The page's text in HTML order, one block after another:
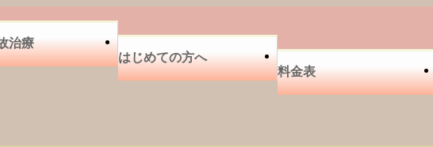
治療
はじめての方へ
料金表